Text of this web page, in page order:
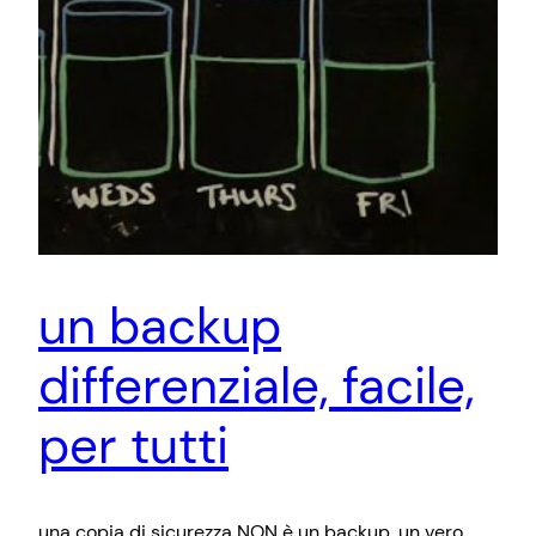
un backup
differenziale, facile,
per tutti